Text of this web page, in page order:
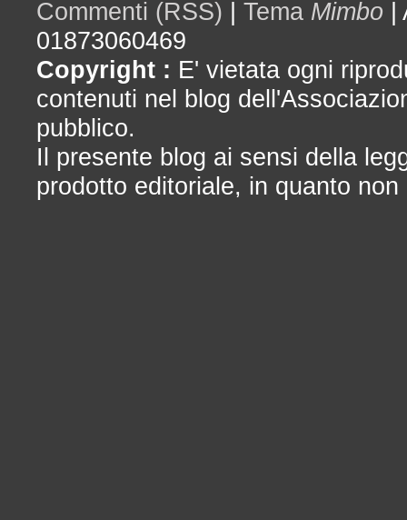
Commenti (RSS) | Tema Mimbo |
01873060469
Copyright : E' vietata ogni
contenuti nel blog
pubblico.
Il presente blog ai sensi della
prodotto editoriale, in quanto